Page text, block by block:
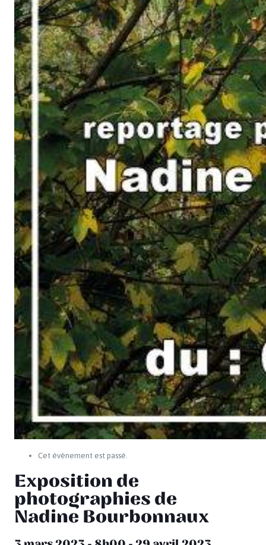
Cet évènement est passé.
Exposition de
photographies de
Nadine Bourbonnaux